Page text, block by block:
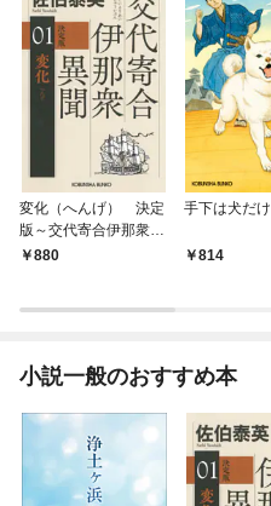
変化（へんげ） 決定
版～交代寄合伊那衆異
聞（1）～
880
手下は犬だけ
814
小説一般のおすすめ本